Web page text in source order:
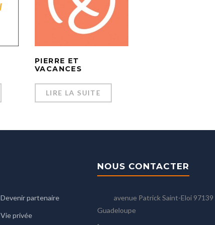
PIERRE ET
VACANCES
LIRE LA SUITE
Devenir partenaire
Vie privée
NOUS CONTACTER
avenue Patrick Saint-Eloi 97139
Guadeloupe